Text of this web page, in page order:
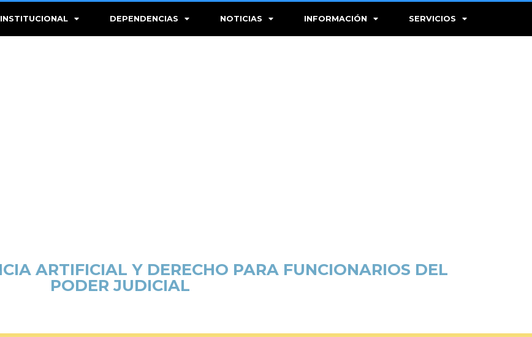
INSTITUCIONAL DEPENDENCIAS NOTICIAS INFORMACIÓN SERVICIOS
ARTIFICIAL Y DERECHO PARA FUNCIONARIOS DEL
PODER JUDICIAL